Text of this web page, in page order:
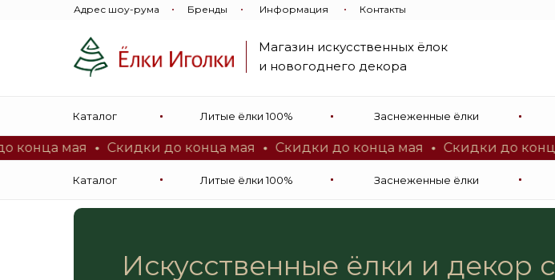
Магазин искусственных ёлок
и новогоднего декора
Литые ёлки 100%
Каталог Заснеженные ёлки
Адрес шоу-рума Информация
Бренды Контакты
мая Скидки до конца мая Скидки до конца мая Скидки до конца мая
Магазин искусственных ёлок
Литые ёлки 100%
Каталог Заснеженные ёлки
Искусственные ёлки и декор с